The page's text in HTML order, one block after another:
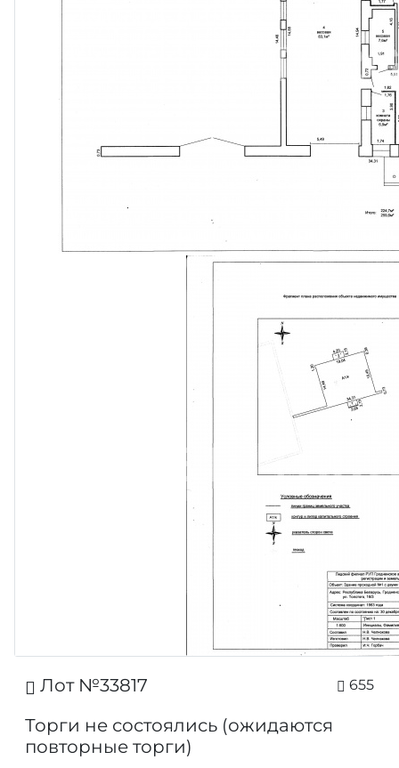
Лот №33817 655
Торги не состоялись (ожидаются
повторные торги)